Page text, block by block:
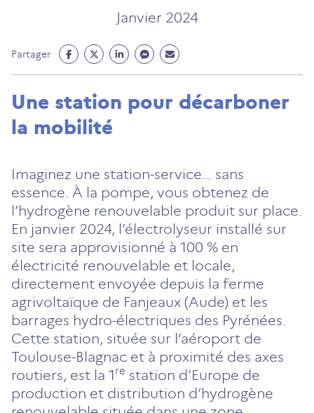
Janvier 2024
Partager
Partage
Facebook
un
nouvel
Partage
Twitter
un
nouvel
Partage
Linkedin
un
nouvel
Partage
Messenger
un
Partage
Mail
un
Une station pour décarboner
la mobilité
Imaginez une station-service… sans
essence. À la pompe, vous obtenez de
l’hydrogène renouvelable produit sur place.
En janvier 2024, l’électrolyseur installé sur
site sera approvisionné à 100 % en
électricité renouvelable et locale,
directement envoyée depuis la ferme
agrivoltaïque de Fanjeaux (Aude) et les
barrages hydro-électriques des Pyrénées.
Cette station, située sur l’aéroport de
Toulouse-Blagnac et à proximité des axes
routiers, est la 1re station d’Europe de
production et distribution d’hydrogène